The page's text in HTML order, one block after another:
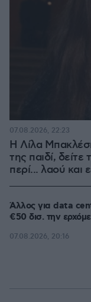
Η Λίλα
της παιδί,
περί... λαού και
07.08.2026, 22:23
Άλλος για data
€50 δισ. την
07.08.2026, 20:16